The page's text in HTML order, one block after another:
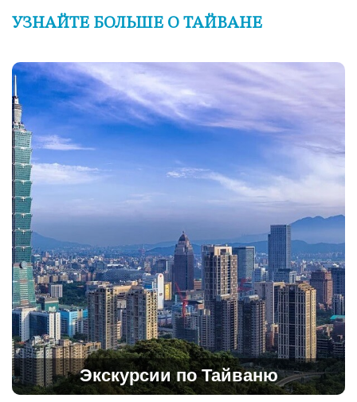
УЗНАЙТЕ БОЛЬШЕ О ТАЙВАНЕ
Экскурсии по Тайваню